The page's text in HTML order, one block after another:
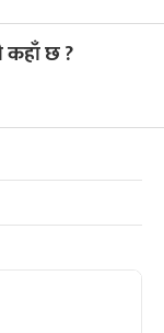
छ ?